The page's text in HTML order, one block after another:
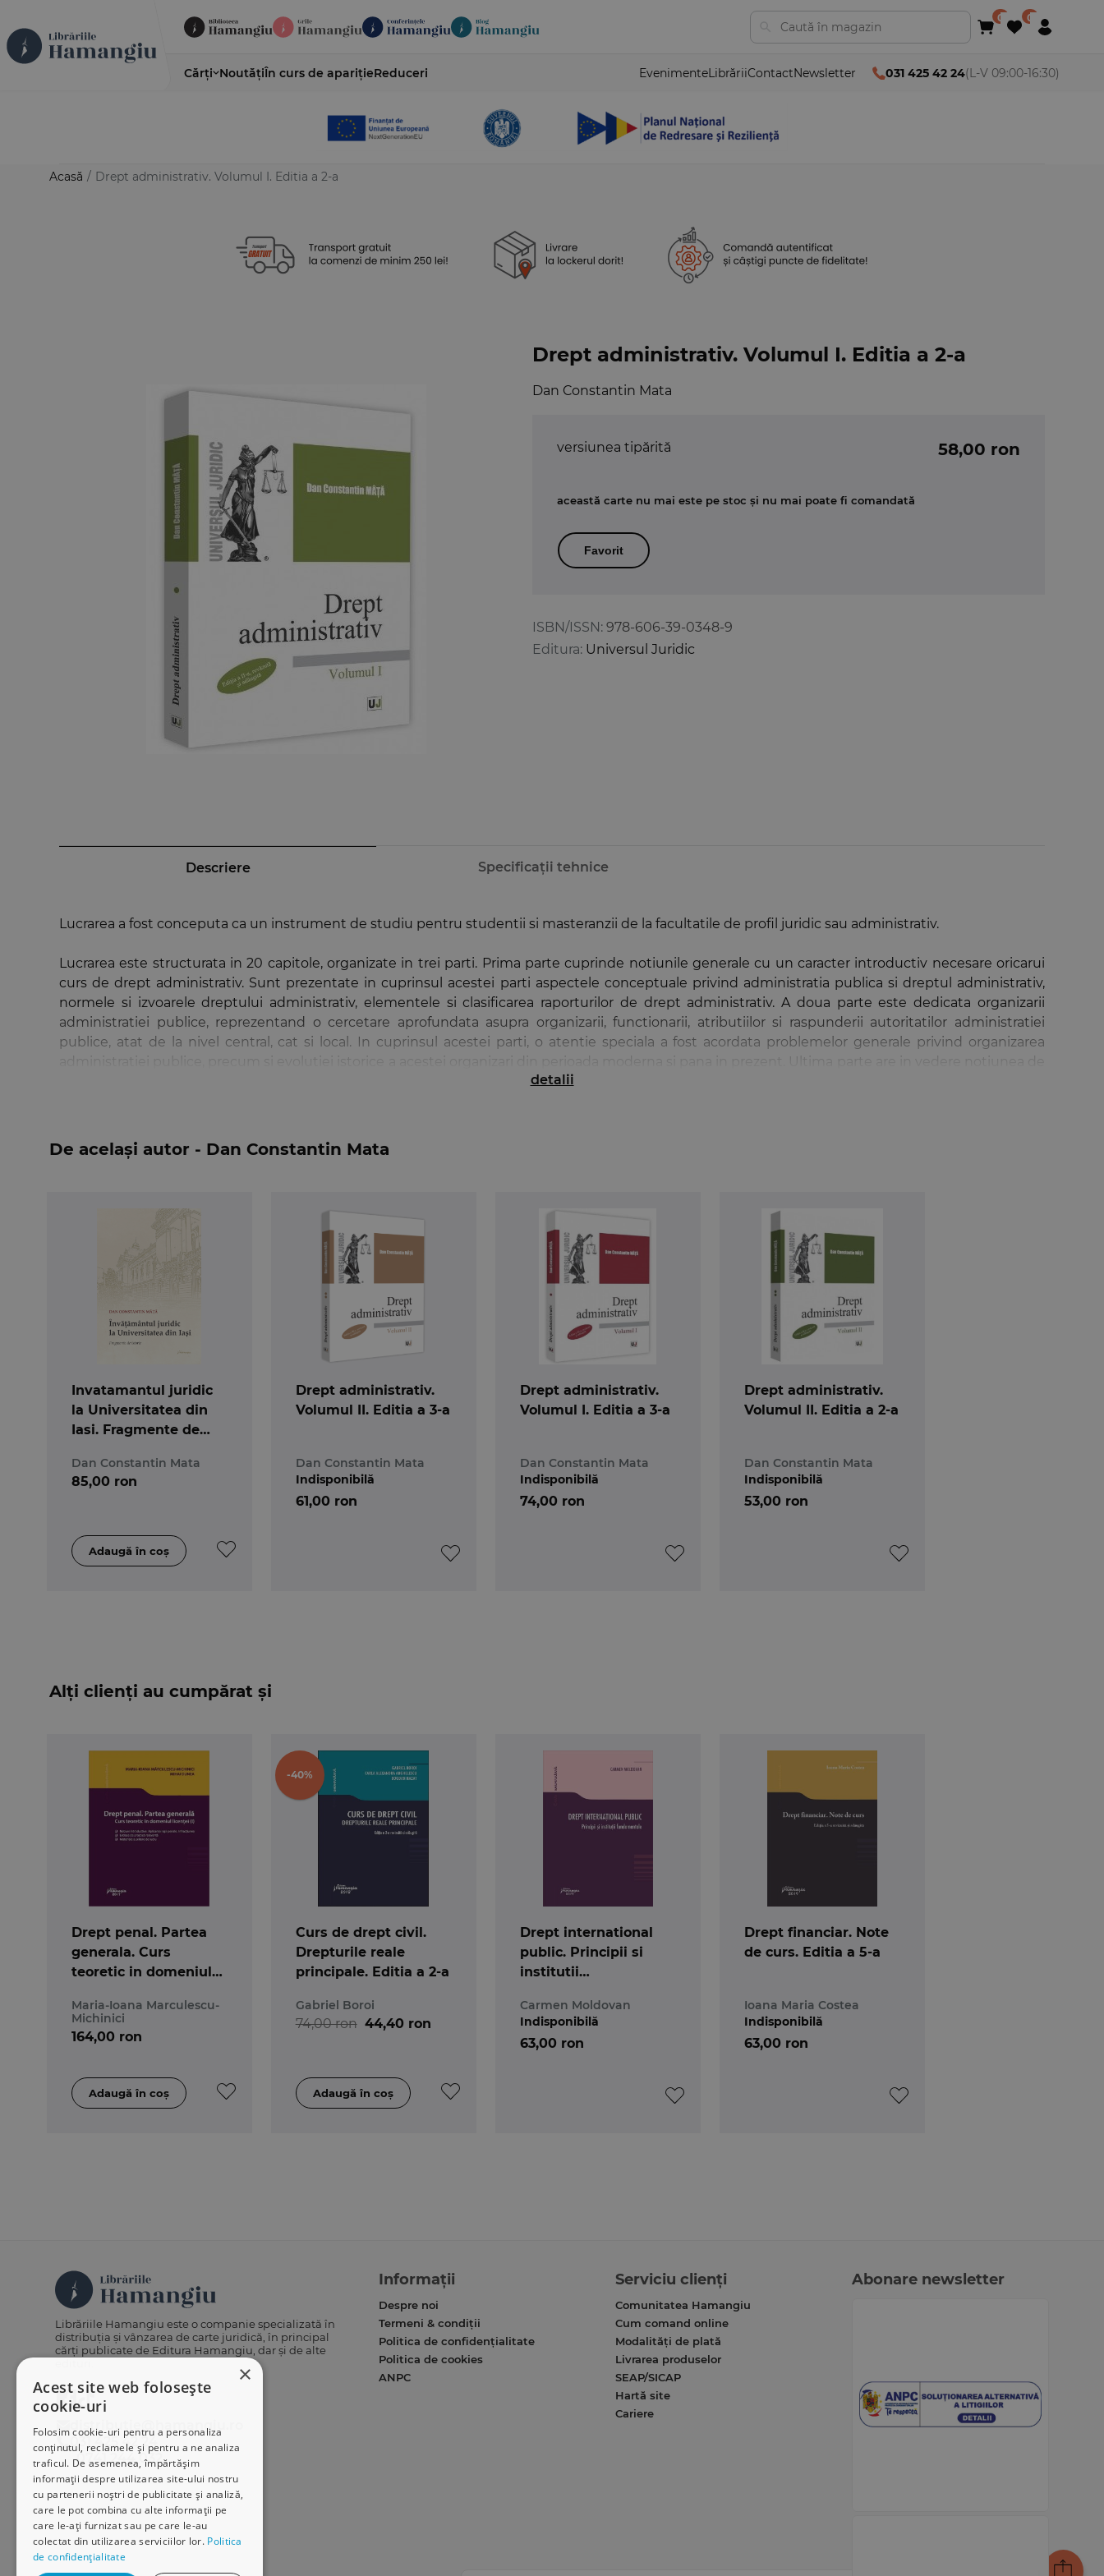
Cărți NoutățiÎn curs de aparițieReduceri EvenimenteLibrăriiContactNewsletter 031 425 42 24(L-V 09:00-16:30)
Acasă / Drept administrativ. Volumul I. Editia a 2-a
Drept administrativ. Volumul I. Editia a 2-a
Dan Constantin Mata
ISBN/ISSN: 978-606-39-0348-9
Editura: Universul Juridic
versiunea tipărită 58,00 ron
această carte nu mai este pe stoc și nu mai poate fi comandată
Favorit
Descriere Specificații tehnice
Lucrarea a fost conceputa ca un instrument de studiu pentru studentii si masteranzii de la facultatile de profil juridic sau administrativ.
Lucrarea este structurata in 20 capitole, organizate in trei parti. Prima parte cuprinde notiunile generale cu un caracter introductiv necesare oricarui
curs de drept administrativ. Sunt prezentate in cuprinsul acestei parti aspectele conceptuale privind administratia publica si dreptul administrativ,
normele si izvoarele dreptului administrativ, elementele si clasificarea raporturilor de drept administrativ. A doua parte este dedicata organizarii
administratiei publice, reprezentand o cercetare aprofundata asupra organizarii, functionarii, atributiilor si raspunderii autoritatilor administratiei
publice, atat de la nivel central, cat si local. In cuprinsul acestei parti, o atentie speciala a fost acordata problemelor generale privind organizarea
administratiei publice, precum si evolutiei istorice a acestei organizari din perioada moderna si pana in prezent. Ultima parte are in vedere notiunea de
functie publica si statutul juridic al functionarului public, astfel cum este prevazut in reglementarea actuala.
Lucrarea valorifica o ampla bibliografie, fiind evidenta preocuparea autorului de a prezenta principalele opinii si teorii exprimate in doctrina cu privire la
institutiile administrative. O parte din aceste opinii sunt abordate intr-o maniera critica, cu sublinierea elementelor de divergenta si asumarea unei
normative recente, astfel incat lucrarea corespunde si acestor exigente.
Publicul tinta:
Lucrarea se adreseaza studentilor care studiaza disciplina
Drept administrativ, practicienilor din sfera profesiilor juridice, personalului din administratia
publica si, nu in ultimul rand, tuturor celor interesati de fenomenul administratiei publice.
Despre autor
Dan Constantin Mata
– lector universitar doctor la Facultatea de Drept din cadrul Universitatii „Alexandru Ioan Cuza” din Iasi; avocat in Baroul Iasi.
detalii
De același autor - Dan Constantin Mata
Invatamantul juridic
la Universitatea din
Iasi. Fragmente de
Dan Constantin Mata
85,00 ron
Drept administrativ.
Volumul II. Editia a 3-a
Dan Constantin Mata
61,00 ron
Indisponibilă
Drept administrativ.
Volumul I. Editia a 3-a
Dan Constantin Mata
74,00 ron
Indisponibilă
Drept administrativ.
Volumul II. Editia a 2-a
Dan Constantin Mata
53,00 ron
Indisponibilă
Alți clienți au cumpărat și
Drept penal. Partea
generala. Curs
teoretic in domeniul
Maria-Ioana Marculescu-
Michinici
164,00 ron
-40%
Curs de drept civil.
Drepturile reale
principale. Editia a 2-a
Gabriel Boroi
74,00 ron 44,40 ron
Drept international
public. Principii si
institutii
Carmen Moldovan
63,00 ron
Indisponibilă
Drept financiar. Note
de curs. Editia a 5-a
Ioana Maria Costea
63,00 ron
Indisponibilă
×
Acest site web folosește
cookie-uri
Folosim cookie-uri pentru a personaliza
conținutul, reclamele și pentru a ne analiza
traficul. De asemenea, împărtășim
informații despre utilizarea site-ului nostru
cu partenerii noștri de publicitate și analiză,
care le pot combina cu alte informații pe
care le-ați furnizat sau pe care le-au
colectat din utilizarea serviciilor lor. Politica
de confidențialitate
Librăriile Hamangiu este o companie specializată în
distribuția și vânzarea de carte juridică, în principal
cărți publicate de Editura Hamangiu, dar și de alte
distributie@hamangiu.ro
031 425 42 24
0741 244 032
Informații
Despre noi
Termeni & condiții
Politica de confidențialitate
Politica de cookies
ANPC
Serviciu clienți
Comunitatea Hamangiu
Cum comand online
Modalități de plată
Livrarea produselor
SEAP/SICAP
Hartă site
Cariere
Abonare newsletter